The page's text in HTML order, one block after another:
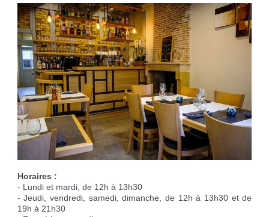
Déchèteries
Marches vertes
Recycleries
Lutter contre l'ambroisie
Etat civil
Cartes d'identité, passeport
Carte d'électeur
Livret de famille
Recensement militaire
Réservation de salles
Cimetière
Nos grands événements
Des projets
Aire pour camping-cars
Campings à proximité
Borne de recharge voiture électrique
Horaires :
- Lundi et mardi, de 12h à 13h30
- Jeudi, vendredi, samedi, dimanche, de 12h à 13h30 et de
19h à 21h30